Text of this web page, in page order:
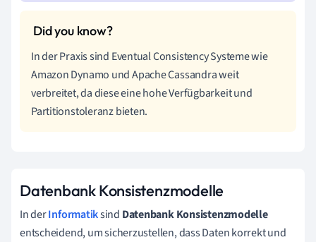
In der Praxis sind Eventual Consistency Systeme wie
Amazon Dynamo und Apache Cassandra weit
verbreitet, da diese eine hohe Verfügbarkeit und
Partitionstoleranz bieten.
Datenbank Konsistenzmodelle
In derInformatiksind Datenbank Konsistenzmodelle
entscheidend, um sicherzustellen, dass Daten korrekt und